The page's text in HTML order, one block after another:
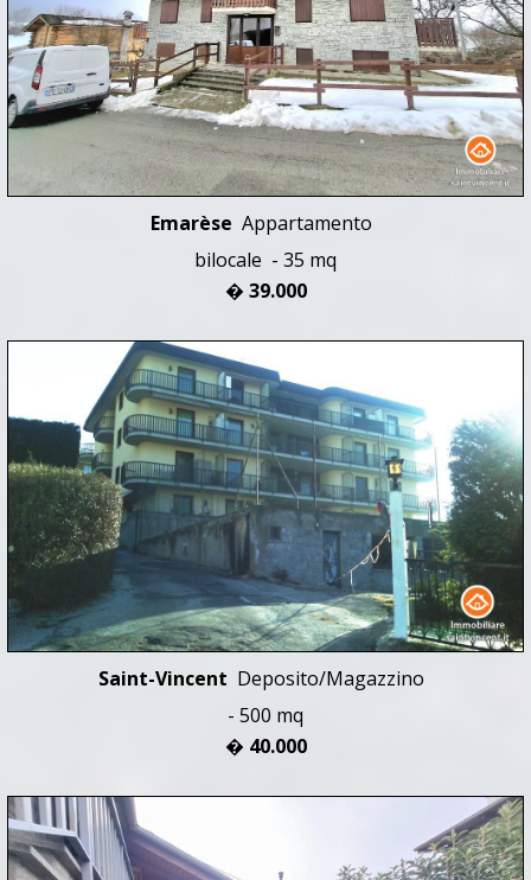
Emarèse Appartamento
bilocale - 35 mq
� 39.000
Saint-Vincent Deposito/Magazzino
- 500 mq
� 40.000